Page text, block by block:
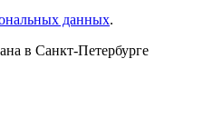
данных.
в Санкт-Петербурге